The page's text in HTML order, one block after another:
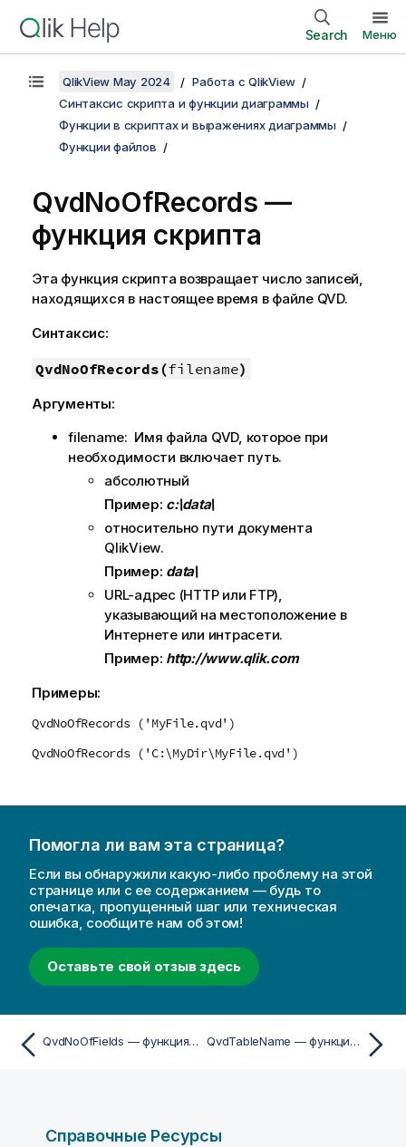
Search Меню
QlikView May 2024
Работа с QlikView
Синтаксис скрипта и функции диаграммы
Функции в скриптах и выражениях диаграммы
Функции файлов
QvdNoOfRecords —
функция скрипта
Эта функция скрипта возвращает число записей,
находящихся в настоящее время в файле QVD.
Синтаксис:
QvdNoOfRecords(filename)
Аргументы:
filename: Имя файла QVD, которое при
необходимости включает путь.
абсолютный
Пример: c:\data\
относительно пути документа
QlikView.
Пример: data\
URL-адрес (HTTPили FTP),
указывающий на местоположение в
Интернете или интрасети.
Пример: http://www.qlik.com
Примеры:
QvdNoOfRecords ('MyFile.qvd')
QvdNoOfRecords ('C:\MyDir\MyFile.qvd')
Помогла ли вам эта страница?
Если вы обнаружили какую-либо проблему на этой
странице или с ее содержанием — будь то
опечатка, пропущенный шаг или техническая
ошибка, сообщите нам об этом!
Оставьте свой отзыв здесь
QvdNoOfFields — функция скрипта QvdTableName — функция скрипта
Справочные Ресурсы